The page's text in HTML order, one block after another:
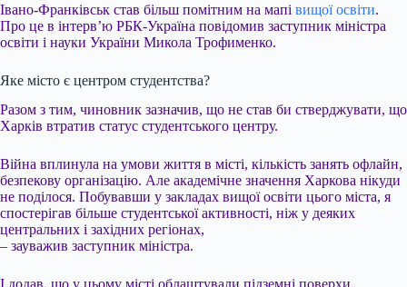
Івано-Франківськ став більш помітним на мапі вищої освіти.
Про це в інтерв’ю РБК-Україна повідомив заступник міністра
освіти і науки України Микола Трофименко.
Яке місто є центром студентства?
Разом з тим, чиновник зазначив, що не став би стверджувати, що
Харків втратив статус студентського центру.
Війна вплинула на умови життя в місті, кількість занять офлайн,
безпекову організацію. Але академічне значення Харкова нікуди
не поділося. Побувавши у закладах вищої освіти цього міста, я
спостерігав більше студентської активності, ніж у деяких
центральних і західних регіонах,
– зауважив заступник міністра.